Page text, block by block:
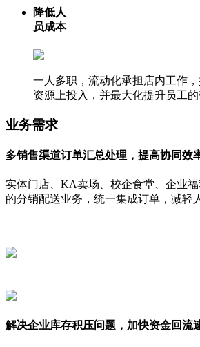
降低人
员成本
一人多职，流动化承担店内工作
资源上投入，并最大化提升员工的
业务需求
多销售渠道订单汇总处理，提高协同效
实体门店、KA卖场、校企食堂、企业
的分销配送业务，统一集成订单，减轻
解决企业库存积压问题，加快资金回流